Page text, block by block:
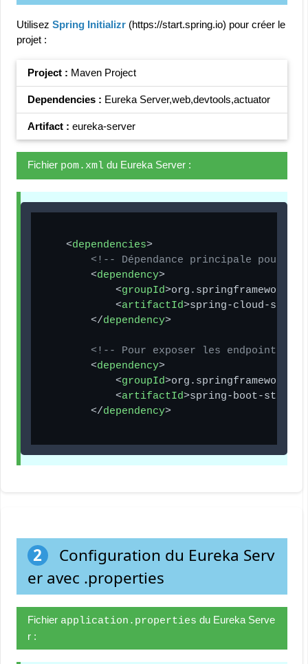
Utilisez Spring Initializr(https://start.spring.io) pour créer le
projet :
Project : Maven Project
Dependencies : Eureka Server,web,devtools,actuator
Artifact : eureka-server
Fichier pom.xml du Eureka Server :
<dependencies>
<!-- Dépendance principale pour
<dependency>
<groupId>
<artifactId>spring-cloud-
</dependency>
<!-- Pour exposer les endpoints
<dependency>
<groupId>
<artifactId>spring-boot-
</dependency>
2
Configuration du Eureka Serv
er avec .properties
Fichier application.properties du Eureka Serve
r :